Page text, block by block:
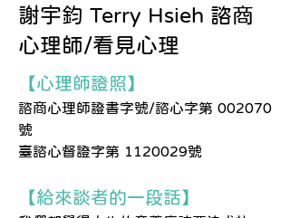
謝宇鈞 Terry Hsieh 諮商
心理師/看見心理
【心理師證照】
諮商心理師證書字號/諮心字第 002070
號
臺諮心督證字第 1120029號
【給來談者的一段話】